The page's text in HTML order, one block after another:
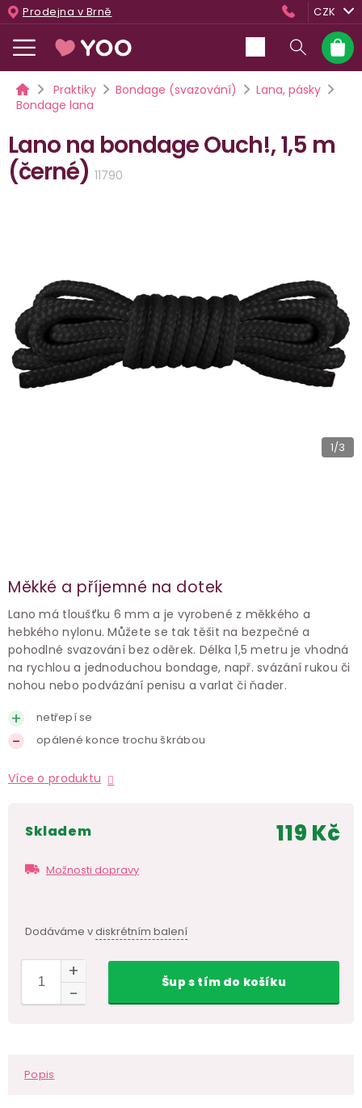
Přejít
na
obsah
Prodejna v Brně CZK
košík
DomůPraktiky Bondage (svazování)
Lana, pásky
Bondage lana
Lano na bondage Ouch!, 1,5 m
(černé) 11790
1/3
Měkké a příjemné na dotek
Lano má tloušťku 6 mm a je vyrobené z měkkého a
hebkého nylonu. Můžete se tak těšit na bezpečné a
pohodlné svazování bez oděrek. Délka 1,5 metru je vhodná
na rychlou a jednoduchou bondage, např. svázání rukou či
nohou nebo podvázání penisu a varlat či ňader.
netřepí se
opálené konce trochu škrábou
Více o produktu
skladem
Možnosti dopravy
Dodáváme vdiskrétním balení
119 Kč
Šups tímdo košíku
Popis